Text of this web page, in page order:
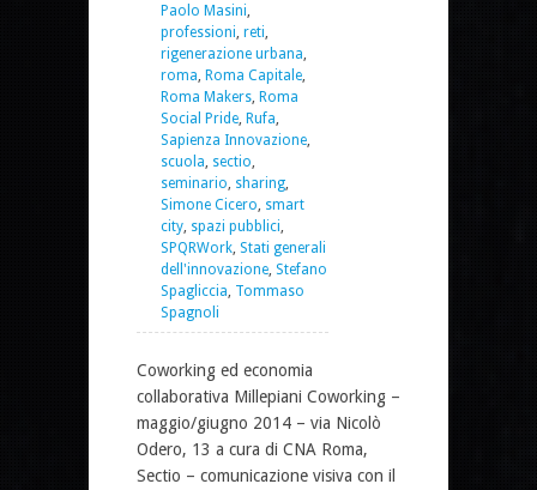
Paolo Masini
professioni reti
rigenerazione urbana
roma Roma Capitale
Roma Makers Roma
Social Pride Rufa
Sapienza Innovazione
scuola sectio
seminario sharing
Simone Cicero smart
city spazi pubblici
SPQRWork Stati generali
dell'innovazione Stefano
Spagliccia Tommaso
Spagnoli
Coworking ed economia
collaborativa Millepiani Coworking –
maggio/giugno 2014 – via Nicolò
Odero, 13 a cura di CNA Roma,
Sectio – comunicazione visiva con il